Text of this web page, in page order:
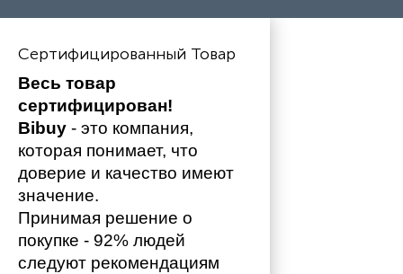
Сертифицированный Товар
Весь товар
сертифицирован!
Bibuy - это компания,
которая понимает, что
доверие и качество имеют
значение.
Принимая решение о
покупке - 92% людей
следуют рекомендациям